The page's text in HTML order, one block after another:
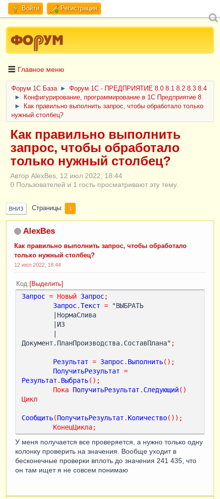
Войти Регистрация
Главное меню
Форум 1C База ►
Форум 1С - ПРЕДПРИЯТИЕ 8.0 8.1 8.2 8.3 8.4
►
Конфигурирование, программирование в 1С Предприятие 8
►
Как правильно выполнить запрос, чтобы обработало только
нужный столбец?
Как правильно выполнить
запрос, чтобы обработало
только нужный столбец?
Автор AlexBes, 12 июл 2022, 18:44
0 Пользователей и 1 гость просматривают эту тему.
ВНИЗ Страницы 1
AlexBes
Как правильно выполнить запрос, чтобы обработало
только нужный столбец?
12 июл 2022, 18:44
Код Выделить
Запрос = Новый Запрос;
Запрос.Текст = "ВЫБРАТЬ
Документ.ПланПроизводства.СоставПлана" ;
Результат = Запрос. Выполнить();
ПолучитьРезультат =
Результат . Выбрать();
Пока ПолучитьРезультат . Следующий()
Цикл
Сообщить(ПолучитьРезультат . Количество());
КонецЦикла;
У меня получается все проверяется, а нужно только одну
колонку проверить на значения. Вообще уходит в
бесконечные проверки вплоть до значения 241 435, что
он там ищет я не совсем понимаю